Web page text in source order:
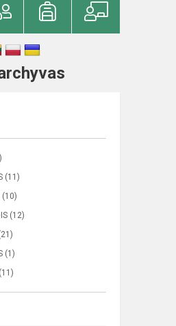
(11)
(10)
(12)
(1)